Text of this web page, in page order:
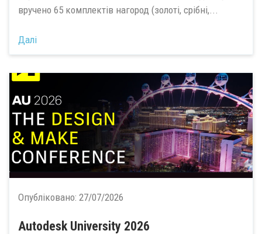
вручено 65 комплектів нагород (золоті, срібні,...
Далі
Опубліковано: 27/07/2026
Autodesk University 2026